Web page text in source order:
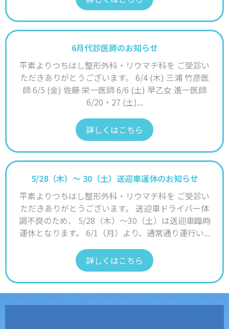
6月代診医師のお知らせ
平素よりつちはし整形外科・リウマチ科を ご受診い
ただきありがとうございます。 6/4 (木) 三浦 竹彦医
師 6/5 (金) 佐藤 栄一医師 6/6 (土) 早乙女 進一医師
6/20・27 (土)...
詳しくはこちら
5/28（木）〜 30（土）送迎車運休のお知らせ
平素よりつちはし整形外科・リウマチ科を ご受診い
ただきありがとうございます。 送迎車ドライバー体
調不良のため、 5/28（木）〜30（土）は送迎車臨時
運休となります。 6/1（月）より、通常通り運行い...
詳しくはこちら